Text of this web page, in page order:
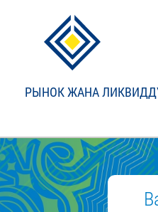
РЫНОК ЖАНА